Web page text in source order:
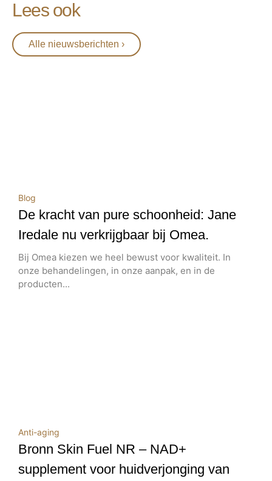
Lees ook
Alle nieuwsberichten ›
Blog
De kracht van pure schoonheid: Jane
Iredale nu verkrijgbaar bij Omea.
Bij Omea kiezen we heel bewust voor kwaliteit. In
onze behandelingen, in onze aanpak, en in de
producten...
Anti-aging
Bronn Skin Fuel NR – NAD+
supplement voor huidverjonging van